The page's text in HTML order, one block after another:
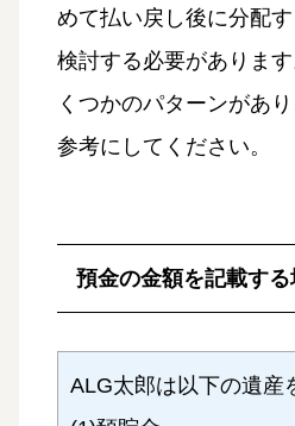
めて払い戻し後に分配
検討する必要がありま
くつかのパターンがあ
参考にしてください。
預金の金額を記載する
ALG太郎は以下の遺産